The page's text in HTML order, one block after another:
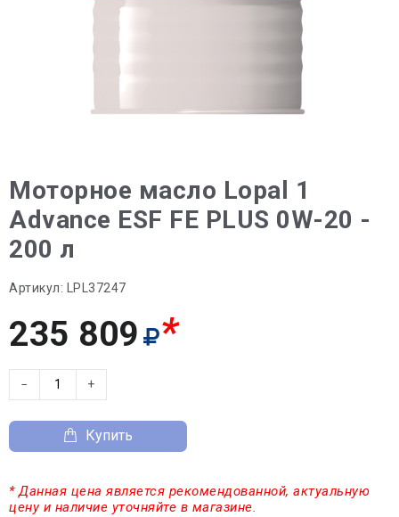
Моторное масло Lopal 1
Advance ESF FE PLUS 0W-20 -
200 л
Артикул: LPL37247
235 809 *
− +
Купить
* Данная цена является рекомендованной, актуальную
цену и наличие уточняйте в магазине.